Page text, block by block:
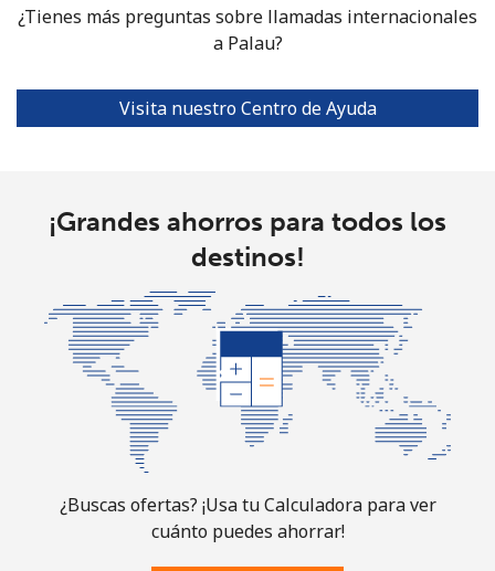
Puerto Rico
country
¿Tienes más preguntas sobre llamadas internacionales
a Palau?
Visita nuestro Centro de Ayuda
¡Grandes ahorros para todos los
destinos!
¿Buscas ofertas? ¡Usa tu Calculadora para ver
cuánto puedes ahorrar!